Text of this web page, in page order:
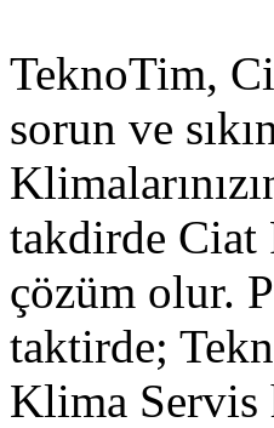
TeknoTim,
sorun ve
takdirde Ciat
çözüm olur.
taktirde;
Klima Servis